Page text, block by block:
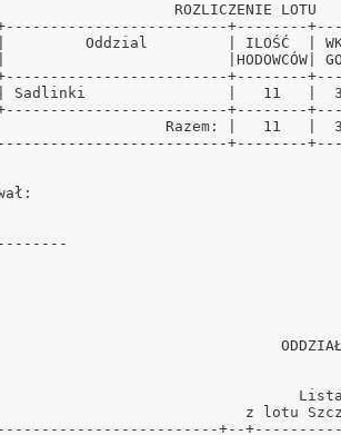
+-------------------------
|         Oddzial         | ILOŚĆ
|
+-------------------------
| Sadlinki                |   11
+-------------------------
Razem: |   11